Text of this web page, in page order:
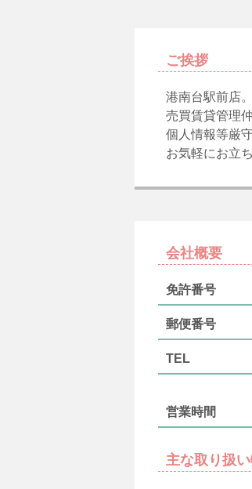
ご挨拶
港南台駅前店。
売買賃貸管理
個人情報等厳
お気軽にお立
会社概要
免許番号
郵便番号
TEL
営業時間
主な取り扱